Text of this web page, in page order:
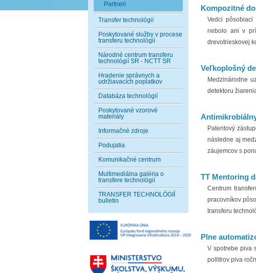
Partneri
Transfer technológií
Poskytované služby v procese
transferu technológií
Národné centrum transferu
technológií SR - NCTT SR
Hradenie správnych a
udržiavacích poplatkov
Databáza technológií
Poskytované vzorové
materiály
Informačné zdroje
Podujatia
Komunikačné centrum
Multimediálna galéria o
transfere technológií
TRANSFER TECHNOLÓGIÍ
bulletin
Kompozitné
Vedci pôsobiaci
nebolo ani v
drevotrieskovej
Veľkoplošný
Medzinárodne
detektoru
Patentový
následne aj
záujemcov s
TT Mentoring
Centrum
pracovníkov
transferu
Plne
V spotrebe piva
pollitrov piva